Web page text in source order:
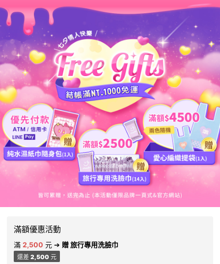
滿額優惠活動
滿 2,500 元 ➔ 贈 旅行專用洗臉巾
還差 2,500 元